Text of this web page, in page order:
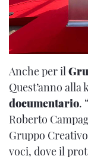
Anche per il
Quest’anno
documentario. “
Roberto
Gruppo
voci, dove il